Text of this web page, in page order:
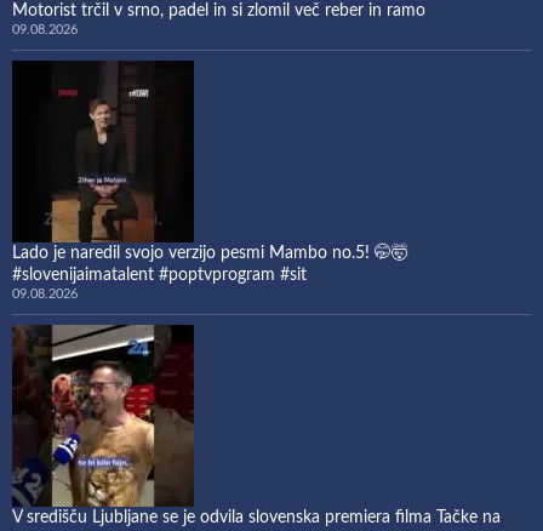
Motorist trčil v srno, padel in si zlomil več reber in ramo
09.08.2026
Lado je naredil svojo verzijo pesmi Mambo no.5! 🤭🤯
#slovenijaimatalent #poptvprogram #sit
09.08.2026
V središču Ljubljane se je odvila slovenska premiera filma Tačke na